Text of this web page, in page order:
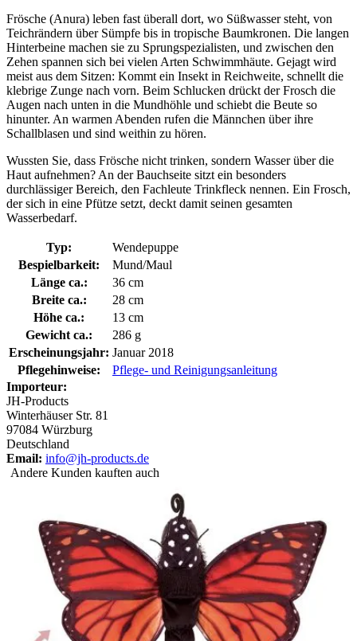
Frösche (Anura) leben fast überall dort, wo Süßwasser steht, von
Teichrändern über Sümpfe bis in tropische Baumkronen. Die langen
Hinterbeine machen sie zu Sprungspezialisten, und zwischen den
Zehen spannen sich bei vielen Arten Schwimmhäute. Gejagt wird
meist aus dem Sitzen: Kommt ein Insekt in Reichweite, schnellt die
klebrige Zunge nach vorn. Beim Schlucken drückt der Frosch die
Augen nach unten in die Mundhöhle und schiebt die Beute so
hinunter. An warmen Abenden rufen die Männchen über ihre
Schallblasen und sind weithin zu hören.
Wussten Sie, dass Frösche nicht trinken, sondern Wasser über die
Haut aufnehmen? An der Bauchseite sitzt ein besonders
durchlässiger Bereich, den Fachleute Trinkfleck nennen. Ein Frosch,
der sich in eine Pfütze setzt, deckt damit seinen gesamten
Wasserbedarf.
Typ:
Wendepuppe
Bespielbarkeit:
Mund/Maul
Länge ca.:
36 cm
Breite ca.:
28 cm
Höhe ca.:
13 cm
Gewicht ca.:
286 g
Erscheinungsjahr: Januar 2018
Pflegehinweise:
Pflege- und Reinigungsanleitung
Importeur:
JH-Products
Winterhäuser Str. 81
97084 Würzburg
Deutschland
Email: info@jh-products.de
Andere Kunden kauften auch